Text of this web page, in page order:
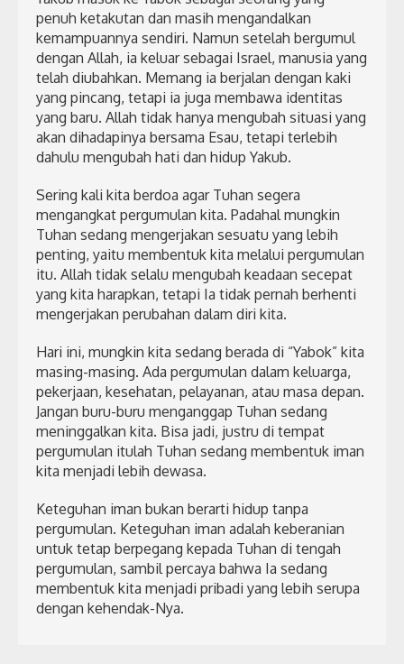
penuh ketakutan dan masih mengandalkan
kemampuannya sendiri. Namun setelah bergumul
dengan Allah, ia keluar sebagai Israel, manusia yang
telah diubahkan. Memang ia berjalan dengan kaki
yang pincang, tetapi ia juga membawa identitas
yang baru. Allah tidak hanya mengubah situasi yang
akan dihadapinya bersama Esau, tetapi terlebih
dahulu mengubah hati dan hidup Yakub.
Sering kali kita berdoa agar Tuhan segera
mengangkat pergumulan kita. Padahal mungkin
Tuhan sedang mengerjakan sesuatu yang lebih
penting, yaitu membentuk kita melalui pergumulan
itu. Allah tidak selalu mengubah keadaan secepat
yang kita harapkan, tetapi Ia tidak pernah berhenti
mengerjakan perubahan dalam diri kita.
Hari ini, mungkin kita sedang berada di “Yabok” kita
masing-masing. Ada pergumulan dalam keluarga,
pekerjaan, kesehatan, pelayanan, atau masa depan.
Jangan buru-buru menganggap Tuhan sedang
meninggalkan kita. Bisa jadi, justru di tempat
pergumulan itulah Tuhan sedang membentuk iman
kita menjadi lebih dewasa.
Keteguhan iman bukan berarti hidup tanpa
pergumulan. Keteguhan iman adalah keberanian
untuk tetap berpegang kepada Tuhan di tengah
pergumulan, sambil percaya bahwa Ia sedang
membentuk kita menjadi pribadi yang lebih serupa
dengan kehendak-Nya.